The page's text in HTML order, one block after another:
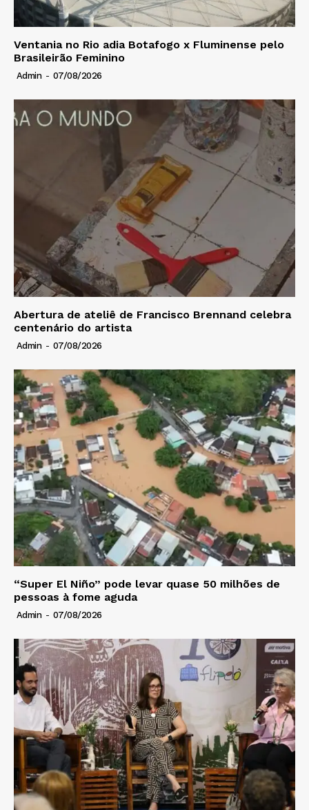
Ventania no Rio adia Botafogo x Fluminense pelo
Brasileirão Feminino
Admin - 07/08/2026
Abertura de ateliê de Francisco Brennand celebra
centenário do artista
Admin - 07/08/2026
“Super El Niño” pode levar quase 50 milhões de
pessoas à fome aguda
Admin - 07/08/2026